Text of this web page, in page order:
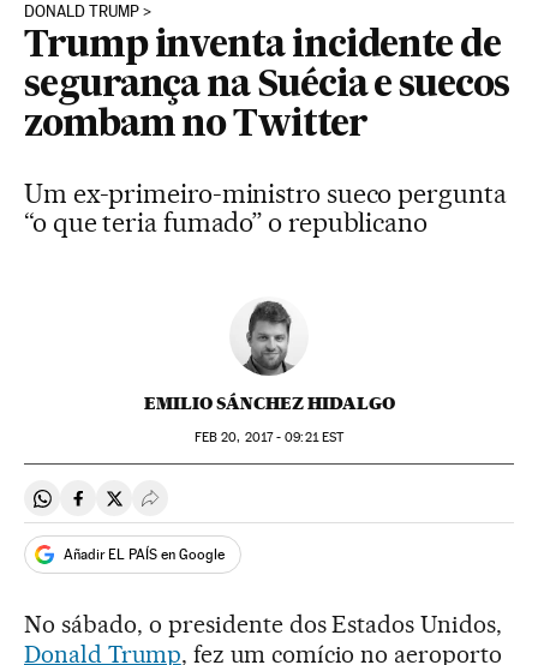
DONALD TRUMP
Trump inventa incidente de
segurança na Suécia e suecos
zombam no Twitter
Um ex-primeiro-ministro sueco pergunta
“o que teria fumado” o republicano
EMILIO SÁNCHEZ HIDALGO
FEB 20, 2017 - 09:21EST
Compartir en Whatsapp
Compartir en Facebook
Compartir en Twitter
Desplegar Redes Sociales
Añadir EL PAÍS en Google
No sábado, o presidente dos Estados Unidos,
Donald Trump, fez um comício no aeroporto